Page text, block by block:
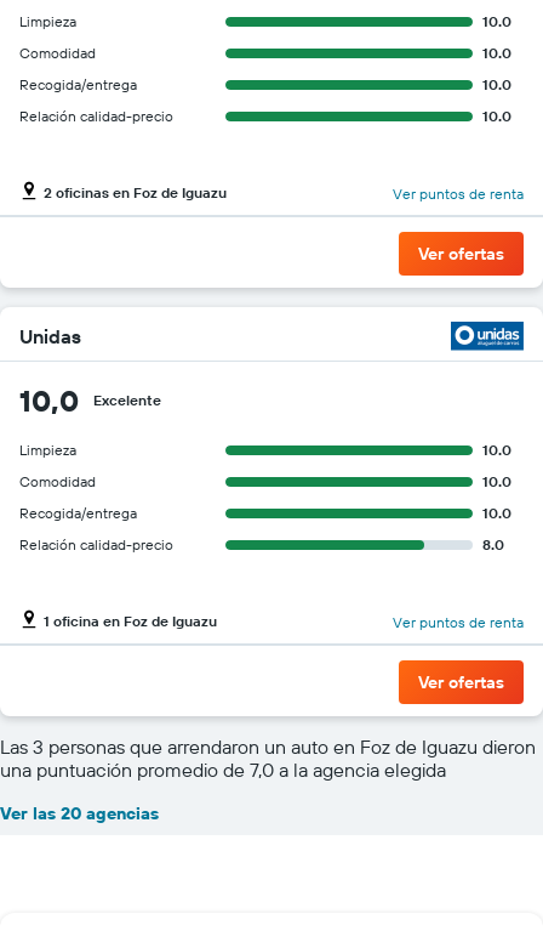
Limpieza
10.0
Comodidad
10.0
Recogida/entrega
10.0
Relación calidad-precio
10.0
2 oficinas en Foz de Iguazu Ver puntos de renta
Ver ofertas
Unidas
10,0 Excelente
Limpieza
10.0
Comodidad
10.0
Recogida/entrega
10.0
Relación calidad-precio
8.0
1 oficina en Foz de Iguazu Ver puntos de renta
Ver ofertas
Las 3 personas que arrendaron un auto en Foz de Iguazu dieron
una puntuación promedio de 7,0 a la agencia elegida
Ver las 20 agencias